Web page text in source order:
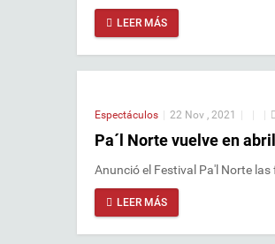
LEER MÁS
Espectáculos 22 Nov , 2021
Pa´l Norte vuelve en abril
Anunció el Festival Pa'l Norte
LEER MÁS